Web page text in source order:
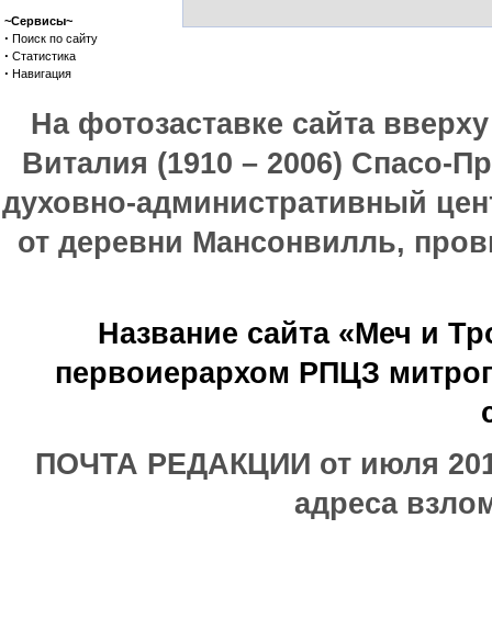
~Сервисы~
· Поиск по сайту
· Статистика
· Навигация
На фотозаставке сайта
Виталия (1910 – 2006) Спасо-
духовно-административный
от деревни Мансонвилль,
Название сайта «Меч и
первоиерархом РПЦЗ
ПОЧТА РЕДАКЦИИ от июля
адреса